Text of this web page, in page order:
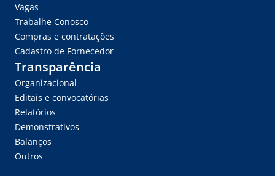
Vagas
Trabalhe Conosco
Compras e contratações
Cadastro de Fornecedor
Transparência
Organizacional
Editais e convocatórias
Relatórios
Demonstrativos
Balanços
Outros